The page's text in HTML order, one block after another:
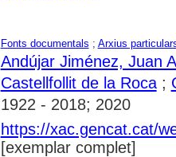
Fonts documentals ; Arxius
Andújar Jiménez, Juan
Castellfollit de la Roca;
1922 - 2018; 2020
https://xac.gencat.cat/
[exemplar complet]